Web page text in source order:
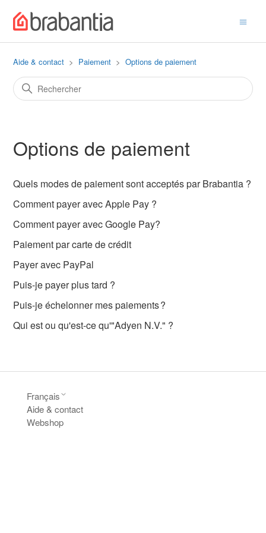
Aide & contact Paiement Options de paiement
Options de paiement
Quels modes de paiement sont acceptés par Brabantia ?
Comment payer avec Apple Pay ?
Comment payer avec Google Pay?
Paiement par carte de crédit
Payer avec PayPal
Puis-je payer plus tard ?
Puis-je échelonner mes paiements ?
Qui est ou qu'est-ce qu'"Adyen N.V." ?
Français
Aide & contact
Webshop